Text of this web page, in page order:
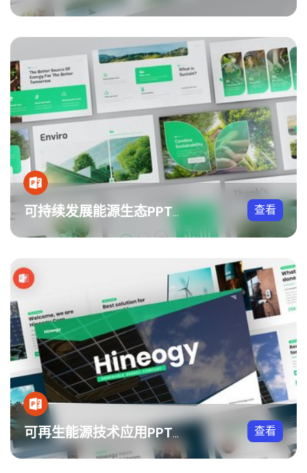
可持续发展能源生态PPT模板 查看
可再生能源技术应用PPT模板 查看